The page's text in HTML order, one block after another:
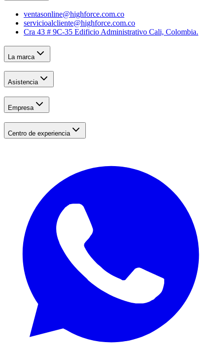
ventasonline@highforce.com.co
servicioalcliente@highforce.com.co
Cra 43 # 9C-35 Edificio Administrativo Cali, Colombia.
La marca
Asistencia
Empresa
Centro de experiencia